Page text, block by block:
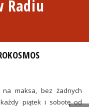
Radiu
na maksa, bez żadnych
piątek i sobotę od